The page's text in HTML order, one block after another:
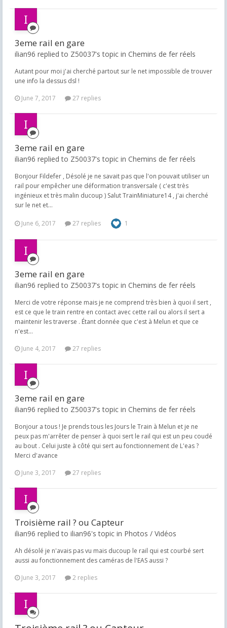
3eme rail en gare
ilian96 replied to Z50037's topic in Chemins de fer réels
Autant pour moi j'ai cherché partout sur le net impossible de trouver
une info la dessus dsl !
June 7, 2017
27 replies
3eme rail en gare
ilian96 replied to Z50037's topic in Chemins de fer réels
Bonjour Fildefer , Désolé je ne savait pas que l'on pouvait utiliser un
rail pour empêcher une déformation transversale ( c'est très
ingénieux et très malin ducoup ) Salut TrainMiniature14 , j'ai cherché
sur le net et...
June 6, 2017 27 replies 1
3eme rail en gare
ilian96 replied to Z50037's topic in Chemins de fer réels
Merci de votre réponse mais je ne comprend très bien à quoi il sert ,
est ce que le train rentre en contact avec cette rail ou alors il sert a
maintenir les traverse . Étant donnée que c'est à Melun et que ce
n'est...
June 4, 2017
27 replies
3eme rail en gare
ilian96 replied to Z50037's topic in Chemins de fer réels
Bonjour a tous ! Je prends tous les Jours le Train à Melun et je ne
peux pas m'arrêter de penser à quoi sert le rail qui est un peu coudé
au bout . Celui juste à côté qui sert au fonctionnement de L'eas ?
Merci d'avance
June 3, 2017
27 replies
Troisième rail ? ou Capteur
ilian96 replied to ilian96's topic in Photos / Vidéos
Ah désolé je n'avais pas vu mais ducoup le rail qui est courbé sert
aussi au fonctionnement des caméras de l'EAS aussi ?
June 3, 2017
2 replies